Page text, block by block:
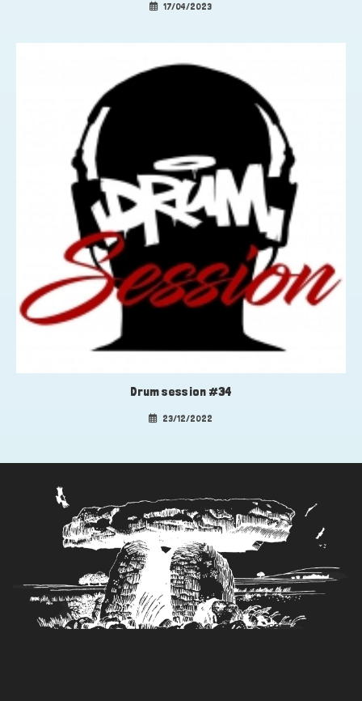
17/04/2023
Drum session #34
23/12/2022